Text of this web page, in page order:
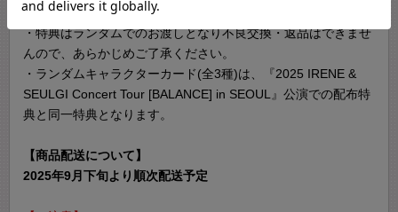
・特典は、ご購入商品に同梱させていただきます。
・特典はランダムでのお渡しとなり不良交換・返品はできませ
んので、あらかじめご了承ください。
・ランダムキャラクターカード(全3種)は、『2025 IRENE &
SEULGI Concert Tour [BALANCE] in SEOUL』公演での配布特
典と同一特典となります。
【商品配送について】
2025年9月下旬より順次配送予定